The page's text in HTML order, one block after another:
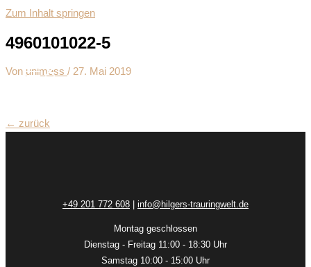
Zum Inhalt springen
4960101022-5
Von unimess / 27. Mai 2019
← zurück
+49 201 772 608 | info@hilgers-trauringwelt.de
Montag geschlossen
Dienstag - Freitag 11:00 - 18:30 Uhr
Samstag 10:00 - 15:00 Uhr